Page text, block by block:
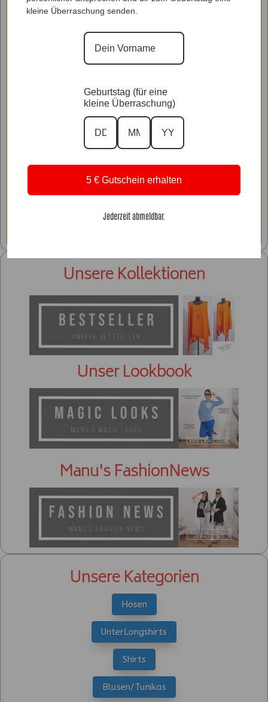
Gold- & Braun Styles
Unsere Kollektionen
Unser Lookbook
Manu's FashionNews
Unsere Kategorien
Hosen
UnterLongshirts
Shirts
Blusen/Tunikas
kleine Überraschung senden.
Geburtstag (für eine
kleine Überraschung)
5 € Gutschein erhalten
Jederzeit abmeldbar.